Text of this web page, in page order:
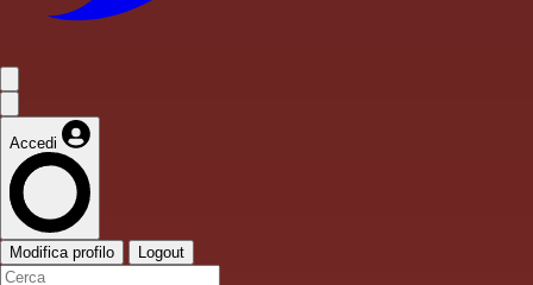
Accedi
Modifica profilo Logout